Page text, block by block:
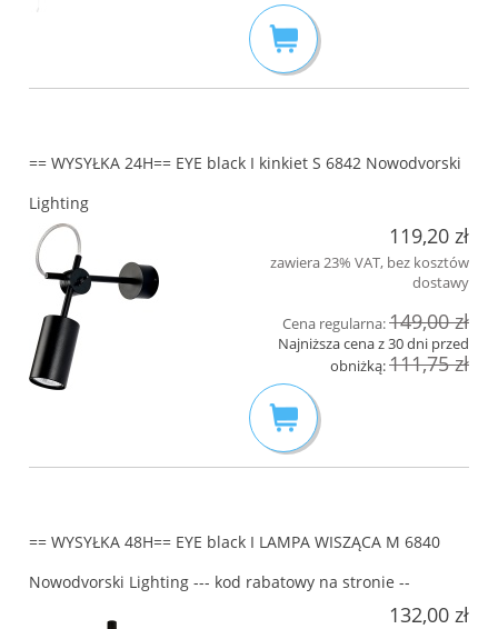
== WYSYŁKA 24H== EYE black I kinkiet S 6842 Nowodvorski
Lighting
119,20 zł
zawiera 23% VAT, bez kosztów
dostawy
Cena regularna:149,00 zł
Najniższa cena z 30 dni przed
obniżką:111,75 zł
== WYSYŁKA 48H== EYE black I LAMPA WISZĄCA M 6840
Nowodvorski Lighting --- kod rabatowy na stronie --
132,00 zł